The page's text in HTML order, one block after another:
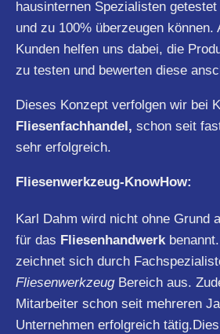
hausinternen Spezialisten
und zu 100% überzeugen können.
Kunden helfen uns dabei, die
zu testen und bewerten diese
Dieses Konzept verfolgen wir bei
Fliesenfachhandel, schon seit
sehr erfolgreich.
Fliesenwerkzeug-KnowHow:
Karl Dahm wird nicht ohne Grund
für das Fliesenhandwerkbenannt.
zeichnet sich durch
FliesenwerkzeugBereich aus.
Mitarbeiter schon seit mehreren
Unternehmen erfolgreich